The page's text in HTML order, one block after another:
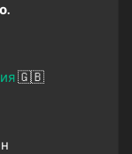
🇬🇧